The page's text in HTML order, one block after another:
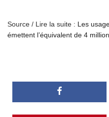
Source / Lire la suite : Les
émettent l’équivalent de 4